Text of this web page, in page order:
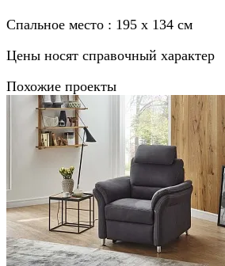
Спальное место : 195 х 134 см
Цены носят справочный характер
Похожие проекты